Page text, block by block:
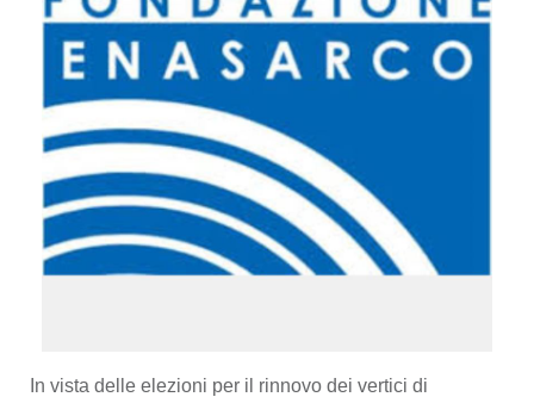
In vista delle elezioni per il rinnovo dei vertici di